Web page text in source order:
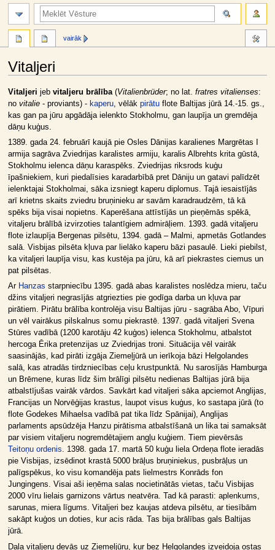
Vitaljeri
Jump
to
navigation
Jump
to
search
Vitaljeri jeb vitaljeru brālība(Vitalienbrüder; no lat. fratres vitalienses:
no vitalie- proviants) - kaperu, vēlāk pirātuflote Baltijas jūrā 14.-15. gs.,
kas gan pa jūru apgādāja ielenkto Stokholmu, gan laupīja un gremdēja
dāņu kuģus.
1389. gada 24. februārī kaujā pie Osles Dānijas karalienes Margrētas I
armija sagrāva Zviedrijas karalistes armiju, karalis Albrehts krita gūstā,
Stokholmu ielenca dāņu karaspēks. Zviedrijas riksrods kuģu
īpašniekiem, kuri piedalīsies karadarbībā pret Dāniju un gatavi palīdzēt
ielenktajai Stokholmai, sāka izsniegt kaperu diplomus. Tajā iesaistījās
arī krietns skaits zviedru bruņinieku ar savām karadraudzēm, tā kā
spēks bija visai nopietns. Kaperēšana attīstījās un pieņēmās spēkā,
vitaljeru brālībā izvirzoties talantīgiem admirāļiem. 1393. gadā vitaljeru
flote izlaupīja Bergenas pilsētu, 1394. gadā – Malmi, apmetās Gotlandes
salā. Visbijas pilsēta kļuva par lielāko kaperu bāzi pasaulē. Lieki piebilst,
ka vitaljeri laupīja visu, kas kustēja pa jūru, kā arī piekrastes ciemus un
pat pilsētas.
Ar Hanzas starpniecību 1395. gadā abas karalistes noslēdza mieru, taču
džins vitaljeri negrasījās atgriezties pie godīga darba un kļuva par
pirātiem. Pirātu brālība kontrolēja visu Baltijas jūru - sagrāba Abo, Vīpuri
un vēl vairākus pilskalnus somu piekrastē. 1397. gadā vitaljeri Svena
Stūres vadībā (1200 karotāju 42 kuģos) ielenca Stokholmu, atbalstot
hercoga Ērika pretenzijas uz Zviedrijas troni. Situācija vēl vairāk
saasinājās, kad pirāti izgāja Ziemeļjūrā un ierīkoja bāzi Helgolandes
salā, kas atradās tirdzniecības ceļu krustpunktā. Nu sarosījās Hamburga
un Brēmene, kuras līdz šim brālīgi pilsētu nedienas Baltijas jūrā bija
atbalstījušas vairāk vārdos. Savkārt kad vitaljeri sāka apciemot Anglijas,
Francijas un Norvēģijas krastus, laupot visus kuģus, ko sastapa jūrā (to
flote Godekes Mihaelsa vadībā pat tika līdz Spānijai), Anglijas
parlaments apsūdzēja Hanzu pirātisma atbalstīšanā un lika tai samaksāt
par visiem vitaljeru nogremdētajiem angļu kuģiem. Tiem pievērsās
Teitoņu ordenis. 1398. gada 17. martā 50 kuģu liela Ordeņa flote ieradās
pie Visbijas, izsēdinot krastā 5000 brāļus bruņiniekus, pusbrāļus un
palīgspēkus, ko visu komandēja pats lielmestrs Konrāds fon
Jungingens. Visai aši ieņēma salas nocietinātās vietas, taču Visbijas
2000 vīru lielais garnizons vārtus neatvēra. Tad kā parasti: aplenkums,
sarunas, miera līgums. Vitaljeri bez kaujas atdeva pilsētu, ar tiesībām
sakāpt kuģos un doties, kur acis rāda. Tas bija brālības gals Baltijas
jūrā.
Daļa vitaljeru devās uz Ziemeļjūru, kur bez Helgolandes izveidoja ostas
vairāk
meklēt